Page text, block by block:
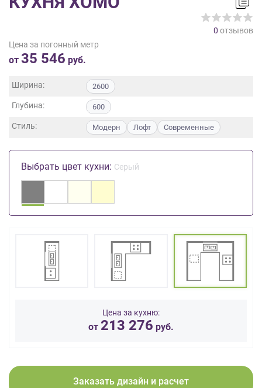
0 отзывов
Цена за погонный метр
от 35 546 руб.
Ширина: 2600
Глубина: 600
Стиль: Модерн Лофт Современные
Выбрать цвет кухни: Серый
Цена за кухню:
от 213 276 руб.
Заказать дизайн и расчет
данных ,
Согласие
обработку
данных
порядке
условиях
персональных